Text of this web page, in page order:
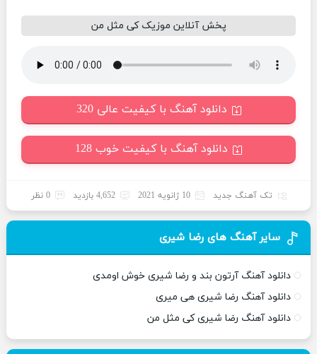
پخش آنلاین موزیک کی مثل من
دانلود آهنگ با کیفیت عالی 320
دانلود آهنگ با کیفیت خوب 128
تک آهنگ جدید 10 ژانویه 2021 4,652 بازدید 0 نظر
سایر آهنگ های رضا شیری
دانلود آهنگ آرتون بند و رضا شیری خوش اومدی
دانلود آهنگ رضا شیری هی میری
دانلود آهنگ رضا شیری کی مثل من